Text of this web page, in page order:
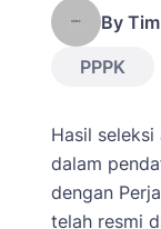
By
PPPK
Hasil
dalam
dengan
telah resmi